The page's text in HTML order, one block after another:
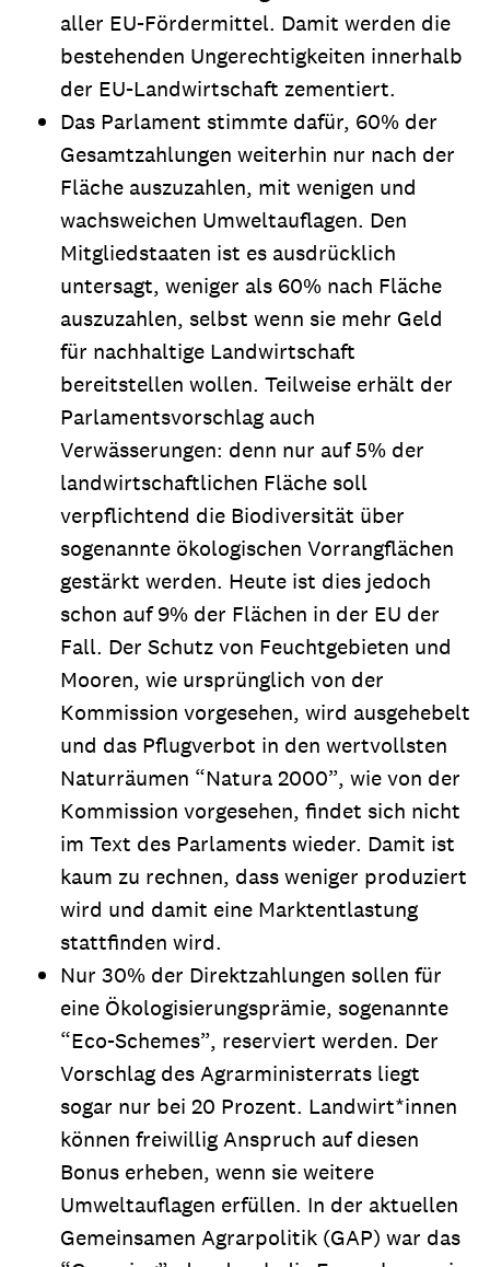
aller EU-Fördermittel. Damit werden die
bestehenden Ungerechtigkeiten innerhalb
der EU-Landwirtschaft zementiert.
Das Parlament stimmte dafür, 60% der
Gesamtzahlungen weiterhin nur nach der
Fläche auszuzahlen, mit wenigen und
wachsweichen Umweltauflagen. Den
Mitgliedstaaten ist es ausdrücklich
untersagt, weniger als 60% nach Fläche
auszuzahlen, selbst wenn sie mehr Geld
für nachhaltige Landwirtschaft
bereitstellen wollen. Teilweise erhält der
Parlamentsvorschlag auch
Verwässerungen: denn nur auf 5% der
landwirtschaftlichen Fläche soll
verpflichtend die Biodiversität über
sogenannte ökologischen Vorrangflächen
gestärkt werden. Heute ist dies jedoch
schon auf 9% der Flächen in der EU der
Fall. Der Schutz von Feuchtgebieten und
Mooren, wie ursprünglich von der
Kommission vorgesehen, wird ausgehebelt
und das Pflugverbot in den wertvollsten
Naturräumen “Natura 2000”, wie von der
Kommission vorgesehen, findet sich nicht
im Text des Parlaments wieder. Damit ist
kaum zu rechnen, dass weniger produziert
wird und damit eine Marktentlastung
stattfinden wird.
Nur 30% der Direktzahlungen sollen für
eine Ökologisierungsprämie, sogenannte
“Eco-Schemes”, reserviert werden. Der
Vorschlag des Agrarministerrats liegt
sogar nur bei 20 Prozent. Landwirt*innen
können freiwillig Anspruch auf diesen
Bonus erheben, wenn sie weitere
Umweltauflagen erfüllen. In der aktuellen
Gemeinsamen Agrarpolitik (GAP) war das